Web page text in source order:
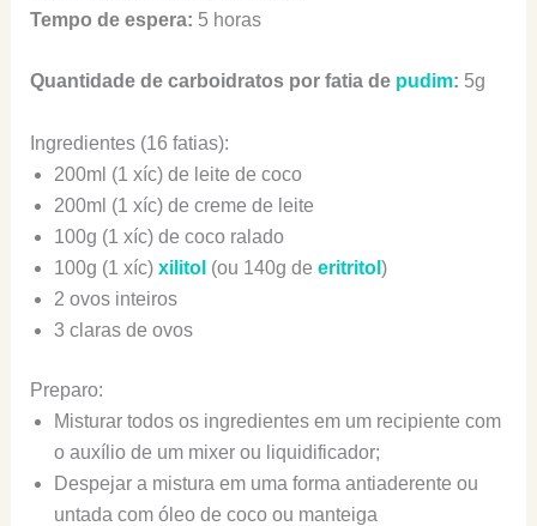
Tempo de espera: 5 horas
Quantidade de carboidratos por fatia de pudim: 5g
Ingredientes (16 fatias):
200ml (1 xíc) de leite de coco
200ml (1 xíc) de creme de leite
100g (1 xíc) de coco ralado
100g (1 xíc) xilitol (ou 140g de eritritol )
2 ovos inteiros
3 claras de ovos
Preparo:
Misturar todos os ingredientes em um recipiente com
o auxílio de um mixer ou liquidificador;
Despejar a mistura em uma forma antiaderente ou
untada com óleo de coco ou manteiga